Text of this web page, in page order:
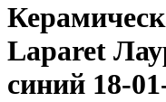
Laparet
синий 18-